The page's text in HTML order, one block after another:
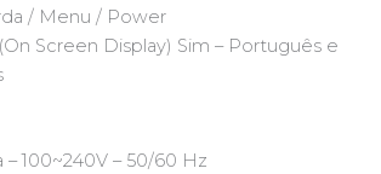
/ Menu / Power
Screen Display) Sim – Português e
100~240V – 50/60 Hz